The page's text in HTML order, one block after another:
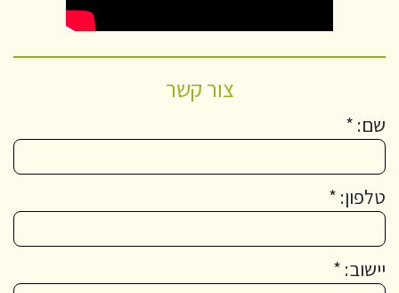
צור קשר
שם: *
טלפון: *
יישוב: *